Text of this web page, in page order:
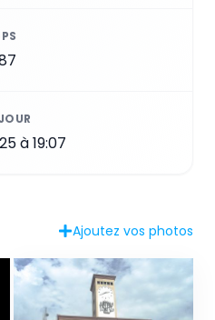
à 19:07
Ajoutez vos photos